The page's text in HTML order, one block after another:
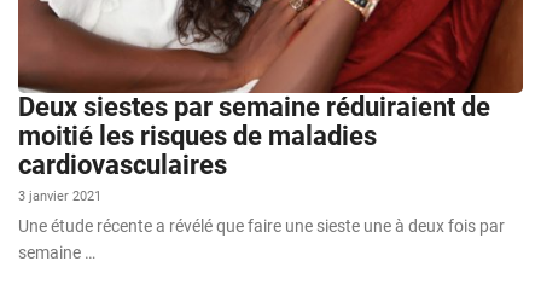
Deux siestes par semaine réduiraient de
moitié les risques de maladies
cardiovasculaires
3 janvier 2021
Une étude récente a révélé que faire une sieste une à deux fois par
semaine …